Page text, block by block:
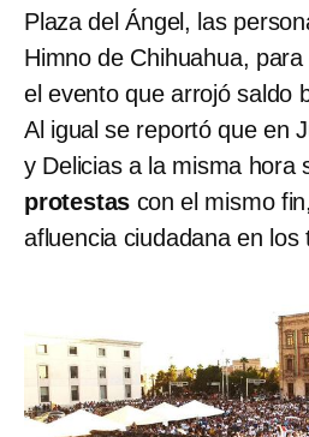
Plaza del Ángel, las
Himno de Chihuahua,
el evento que arrojó saldo
Al igual se reportó que en
y Delicias a la misma hora
protestas con el mismo
afluencia ciudadana en los